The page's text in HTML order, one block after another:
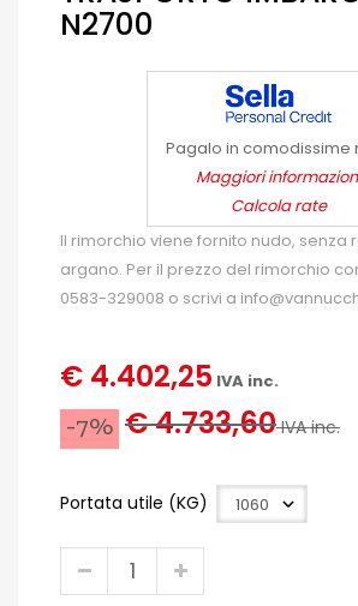
N2700
Pagalo in comodissime
Maggiori
Calcola rate
Il rimorchio viene fornito nudo, senza
argano. Per il prezzo del rimorchio
0583-329008 o scrivi a
€ 4.402,25 IVA inc.
-7% € 4.733,60IVA inc.
Portata utile (KG)